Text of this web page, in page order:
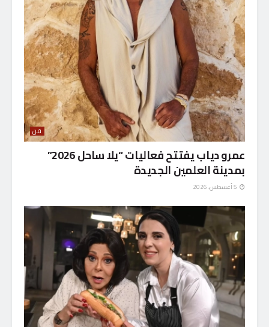
فن
عمرو دياب يفتتح فعاليات “يلا ساحل 2026”
بمدينة العلمين الجديدة